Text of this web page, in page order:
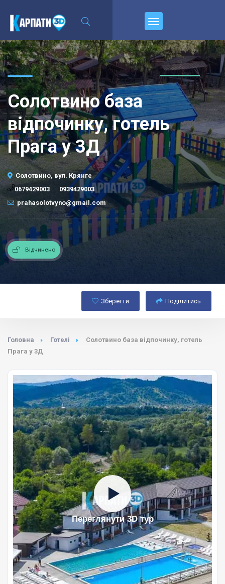
Солотвино база
відпочинку, готель
Прага у 3Д
Солотвино, вул. Крянге
0679429003
· 0939429003
prahasolotvyno@gmail.com
Відчинено
Зберегти Поділитись
Головна Готелі
Солотвино база відпочинку, готель
Прага у 3Д
Переглянути 3D тур